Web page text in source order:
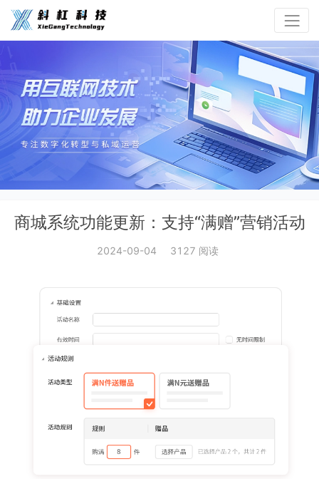
商城系统功能更新：支持“满赠”营销活动
2024-09-04 3127 阅读